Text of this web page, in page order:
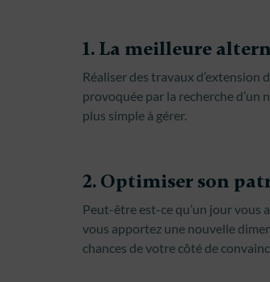
1. La meilleure
Réaliser des travaux d’extension
provoquée par la recherche d’un
plus simple à gérer.
2. Optimiser son
Peut-être est-ce qu’un jour vous
vous apportez une nouvelle
chances de votre côté de